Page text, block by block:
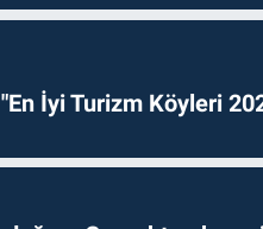
İyi Turizm Köyleri